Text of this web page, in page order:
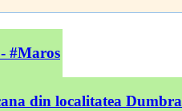
#Maros
din localitatea